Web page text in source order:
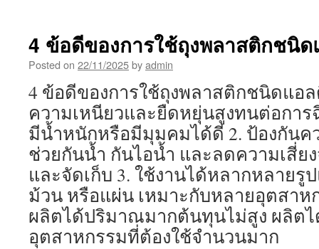
4 ข้อดีของการใช้ถุงพลาสติกชนิด
Posted on 22/11/2025byadmin
4 ข้อดีของการใช้ถุงพลาสติกชนิดแอล
ความเหนียวและยืดหยุ่นสูงทนต่อกา
มีน้ำหนักหรือมีมุมคมได้ดี 2. ป้องกันค
ช่วยกันน้ำ กันไอน้ำ และลดความเสี่ย
และจัดเก็บ 3. ใช้งานได้หลากหลาย
ม้วน หรือแผ่น เหมาะกับหลายอุตสาห
ผลิตได้ปริมาณมากต้นทุนไม่สูง ผลิตไ
อุตสาหกรรมที่ต้องใช้จำนวนมาก